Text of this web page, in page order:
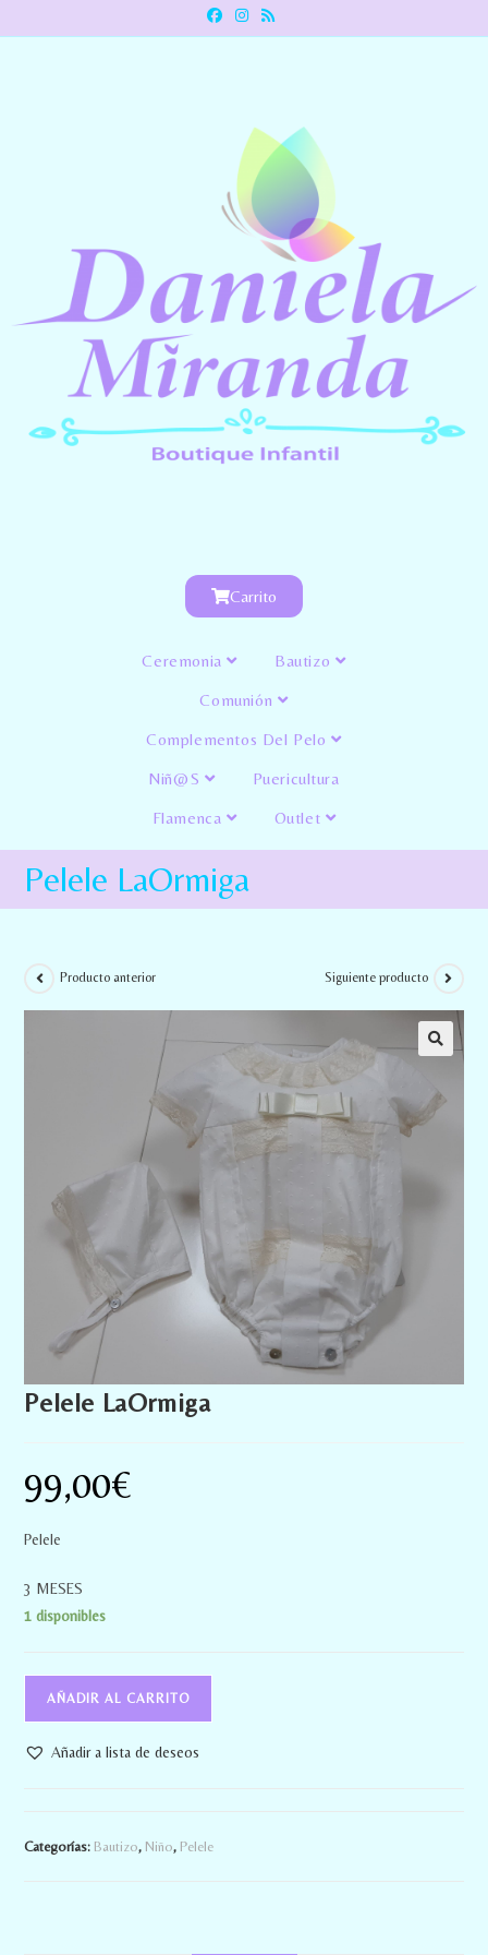
Carrito
Ceremonia Bautizo
Comunión
Complementos Del Pelo
Niñ@s Puericultura
Flamenca Outlet
Pelele LaOrmiga
Producto anterior Siguiente producto
Pelele LaOrmiga
99,00€
Pelele
3 MESES
1 disponibles
AÑADIR AL CARRITO
Añadir a lista de deseos
Categorías: Bautizo, Niño, Pelele